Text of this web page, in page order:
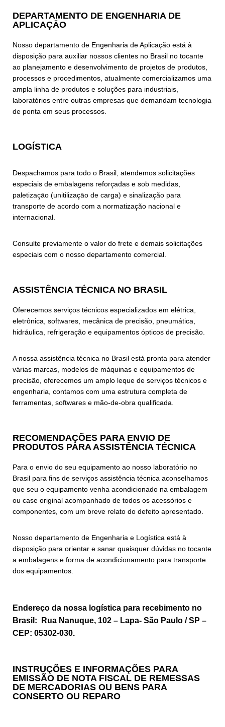
DEPARTAMENTO DE ENGENHARIA DE
APLICAÇĀO
Nosso departamento de Engenharia de Aplicação está à
disposição para auxiliar nossos clientes no Brasil no tocante
ao planejamento e desenvolvimento de projetos de produtos,
processos e procedimentos, atualmente comercializamos uma
ampla linha de produtos e soluções para industriais,
laboratórios entre outras empresas que demandam tecnologia
de ponta em seus processos.
LOGÍSTICA
Despachamos para todo o Brasil, atendemos solicitações
especiais de embalagens reforçadas e sob medidas,
paletizaçāo (unitilizaçāo de carga) e sinalização para
transporte de acordo com a normatização nacional e
internacional.
Consulte previamente o valor do frete e demais solicitações
especiais com o nosso departamento comercial.
ASSISTÊNCIA TÉCNICA NO BRASIL
Oferecemos serviços técnicos especializados em elétrica,
eletrônica, softwares, mecânica de precisão, pneumática,
hidráulica, refrigeração e equipamentos ópticos de precisão.
A nossa assistência técnica no Brasil está pronta para atender
várias marcas, modelos de máquinas e equipamentos de
precisão, oferecemos um amplo leque de serviços técnicos e
engenharia, contamos com uma estrutura completa de
ferramentas, softwares e mão-de-obra qualificada.
RECOMENDAÇÕES PARA ENVIO DE
PRODUTOS PARA ASSISTÊNCIA TÉCNICA
Para o envio do seu equipamento ao nosso laboratório no
Brasil para fins de serviços assistência técnica aconselhamos
que seu o equipamento venha acondicionado na embalagem
ou case original acompanhado de todos os acessórios e
componentes, com um breve relato do defeito apresentado.
Nosso departamento de Engenharia e Logística está à
disposição para orientar e sanar quaisquer dúvidas no tocante
a embalagens e forma de acondicionamento para transporte
dos equipamentos.
Endereço da nossa logística para recebimento no
Brasil: Rua Nanuque, 102 – Lapa- São Paulo / SP –
CEP: 05302-030.
INSTRUÇÕES E INFORMAÇÕES PARA
EMISSÃO DE NOTA FISCAL DE REMESSAS
DE MERCADORIAS OU BENS PARA
CONSERTO OU REPARO